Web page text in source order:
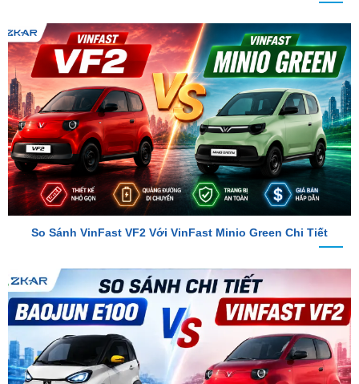
So Sánh VinFast VF2 Với VinFast Minio Green Chi Tiết